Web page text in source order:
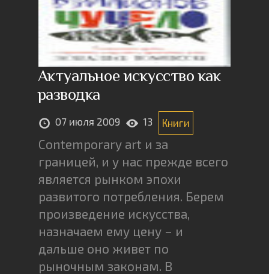
Актуальное искусство как
разводка
07 июля 2009 13 Книги
Contemporary art и за
границей, и у нас прежде всего
является рынком эпохи
развитого потребления. Берем
произведение искусства,
назначаем ему цену – и
дальше оно живет по
рыночным законам. В